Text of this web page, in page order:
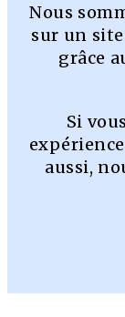
Nous
sur un
grâce
Si
aussi,